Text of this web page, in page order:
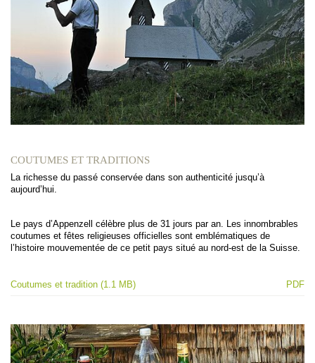
COUTUMES ET TRADITIONS
La richesse du passé conservée dans son authenticité jusqu’à
aujourd’hui.
Le pays d’Appenzell célèbre plus de 31 jours par an. Les innombrables
coutumes et fêtes religieuses officielles sont emblématiques de
l’histoire mouvementée de ce petit pays situé au nord-est de la Suisse.
Coutumes et tradition (1.1 MB) PDF